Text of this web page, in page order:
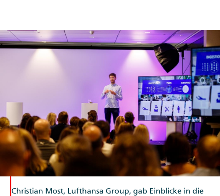
Christian Most, Lufthansa Group, gab Einblicke in die